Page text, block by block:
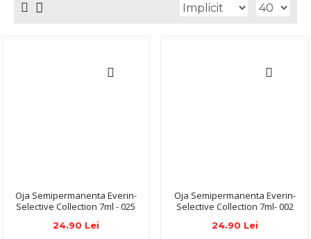
Oja Semipermanenta Everin-
Selective Collection 7ml - 025
24.90 Lei
Oja Semipermanenta Everin-
Selective Collection 7ml- 002
24.90 Lei